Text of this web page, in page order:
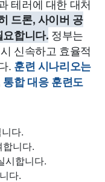
테러에 대한 대처
드론, 사이버 공
합니다. 정부는
신속하고 효율적
. 훈련 시나리오는
합 대응 훈련도
다.
니다.
시합니다.
다.